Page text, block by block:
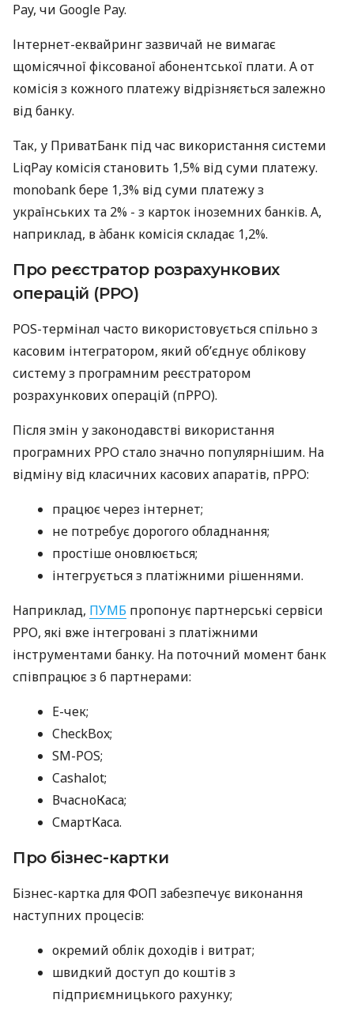
Pay, чи Google Pay.
Інтернет-еквайринг зазвичай не вимагає
щомісячної фіксованої абонентської плати. А от
комісія з кожного платежу відрізняється залежно
від банку.
Так, у ПриватБанк під час використання системи
LiqPay комісія становить 1,5% від суми платежу.
monobank бере 1,3% від суми платежу з
українських та 2% - з карток іноземних банків. А,
наприклад, в àбанк комісія складає 1,2%.
Про реєстратор розрахункових
операцій (РРО)
POS-термінал часто використовується спільно з
касовим інтегратором, який об’єднує облікову
систему з програмним реєстратором
розрахункових операцій (пРРО).
Після змін у законодавстві використання
програмних РРО стало значно популярнішим. На
відміну від класичних касових апаратів, пРРО:
працює через інтернет;
не потребує дорогого обладнання;
простіше оновлюється;
інтегрується з платіжними рішеннями.
Наприклад, ПУМБ пропонує партнерські сервіси
РРО, які вже інтегровані з платіжними
інструментами банку. На поточний момент банк
співпрацює з 6 партнерами:
E-чек;
CheckBox;
SM-POS;
Cashalot;
ВчасноКаса;
СмартКаса.
Про бізнес-картки
Бізнес-картка для ФОП забезпечує виконання
наступних процесів:
окремий облік доходів і витрат;
швидкий доступ до коштів з
підприємницького рахунку;